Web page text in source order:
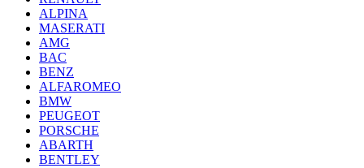
ALPINA
MASERATI
AMG
BAC
BENZ
ALFAROMEO
BMW
PEUGEOT
PORSCHE
ABARTH
BENTLEY